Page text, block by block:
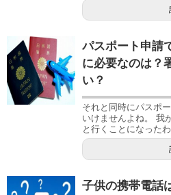
パスポート申請
に必要なのは？
い？
それと同時にパスポ
いけませんよね。 我
と行くことになった
子供の携帯電話